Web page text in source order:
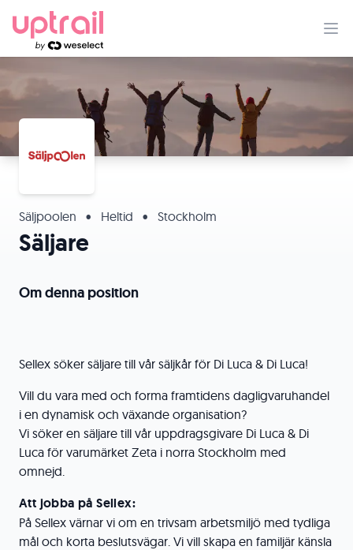
Säljpoolen • Heltid • Stockholm
Säljare
Om denna position
Sellex söker säljare till vår säljkår för Di Luca & Di Luca!
Vill du vara med och forma framtidens dagligvaruhandel
i en dynamisk och växande organisation?
Vi söker en säljare till vår uppdragsgivare Di Luca & Di
Luca för varumärket Zeta i norra Stockholm med
omnejd.
Att jobba på Sellex:
På Sellex värnar vi om en trivsam arbetsmiljö med tydliga
mål och korta beslutsvägar. Vi vill skapa en familjär känsla